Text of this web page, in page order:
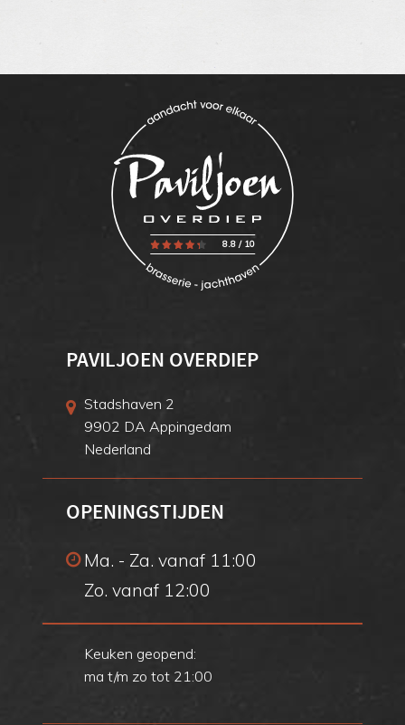
8.8/ 10
PAVILJOEN OVERDIEP
Stadshaven 2
9902 DA Appingedam
Nederland
OPENINGSTIJDEN
Ma. - Za. vanaf 11:00
Zo. vanaf 12:00
Keuken geopend:
ma t/m zo tot 21:00